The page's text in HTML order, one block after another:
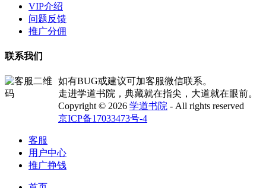
VIP介绍
问题反馈
推广分佣
联系我们
如有BUG或建议可加客服微信联系。
走进学道书院，典藏就在指尖，大道就在眼前。
Copyright © 2026 学道书院 - All rights reserved
京ICP备17033473号-4
客服
用户中心
推广挣钱